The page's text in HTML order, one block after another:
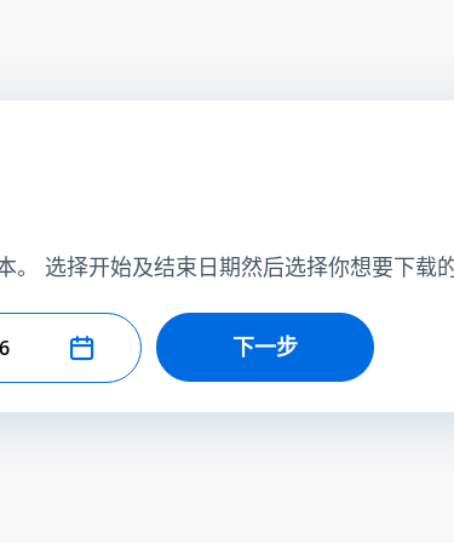
。 选择开始及结束日期然后选择你想要下载
下一步